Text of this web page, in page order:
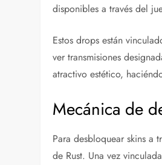
disponibles a través del
Estos drops están
ver transmisiones
atractivo estético,
Mecánica de
Para desbloquear skins a
de Rust. Una vez